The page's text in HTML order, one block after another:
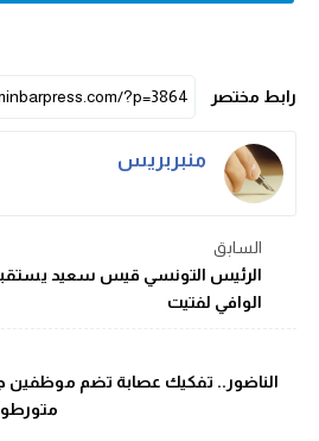
رابط مختصر
منبربريس
السابق
الرئيس التونسي قيس سعيد يستقبل
الوافي لفتيت
الناضور.. تفكيك عصابة تضم